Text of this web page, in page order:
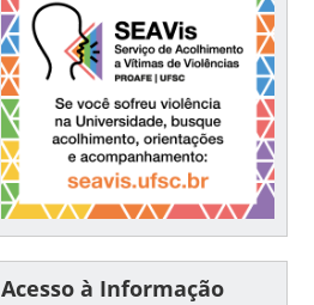
Acesso à Informação